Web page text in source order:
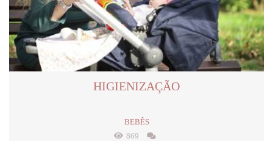
HIGIENIZAÇÃO
BEBÊS
869